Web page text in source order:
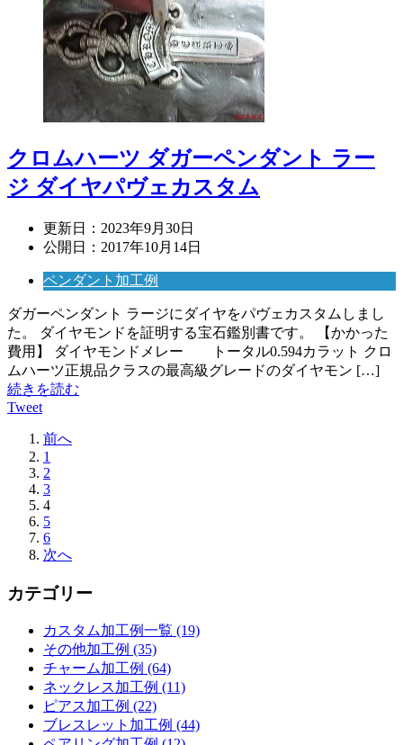
クロムハーツ ダガーペンダント ラー
ジ ダイヤパヴェカスタム
更新日： 2023年9月30日
公開日： 2017年10月14日
ペンダント加工例
ダガーペンダント ラージにダイヤをパヴェカスタムしまし
た。 ダイヤモンドを証明する宝石鑑別書です。 【かかった
費用】 ダイヤモンドメレー トータル0.594カラット クロ
ムハーツ正規品クラスの最高級グレードのダイヤモン […]
続きを読む
Tweet
前へ
1
2
3
4
5
6
次へ
カテゴリー
カスタム加工例一覧 (19)
その他加工例 (35)
チャーム加工例 (64)
ネックレス加工例 (11)
ピアス加工例 (22)
ブレスレット加工例 (44)